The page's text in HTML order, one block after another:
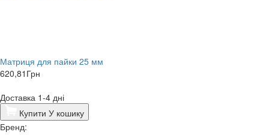
Матриця для пайки 25 мм
620,81 Грн
Доставка 1-4 дні
Купити У кошику
Бренд: